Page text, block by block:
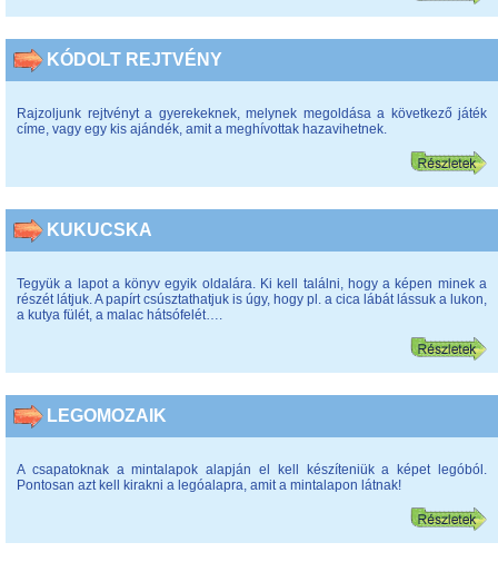
KÓDOLT REJTVÉNY
Rajzoljunk rejtvényt a gyerekeknek, melynek megoldása a következő játék
címe, vagy egy kis ajándék, amit a meghívottak hazavihetnek.
KUKUCSKA
Tegyük a lapot a könyv egyik oldalára. Ki kell találni, hogy a képen minek a
részét látjuk. A papírt csúsztathatjuk is úgy, hogy pl. a cica lábát lássuk a lukon,
a kutya fülét, a malac hátsófelét….
LEGOMOZAIK
A csapatoknak a mintalapok alapján el kell készíteniük a képet legóból.
Pontosan azt kell kirakni a legóalapra, amit a mintalapon látnak!